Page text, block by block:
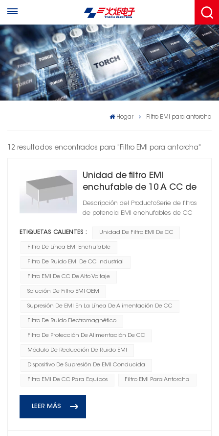
Hogar Filtro EMI para antorcha
12 resultados encontrados para "Filtro EMI para antorcha"
Unidad de filtro EMI
enchufable de 10 A CC de
Torch Industrial
Descripción del ProductoSerie de filtros
de potencia EMI enchufables de CC
ETIQUETAS CALIENTES : Unidad De Filtro EMI De CC
Filtro De Línea EMI Enchufable
Filtro De Ruido EMI De CC Industrial
Filtro EMI De CC De Alto Voltaje
Solución De Filtro EMI OEM
Supresión De EMI En La Línea De Alimentación De CC
Filtro De Ruido Electromagnético
Filtro De Protección De Alimentación De CC
Módulo De Reducción De Ruido EMI
Dispositivo De Supresión De EMI Conducida
Filtro EMI De CC Para Equipos Filtro EMI Para Antorcha
LEER MÁS